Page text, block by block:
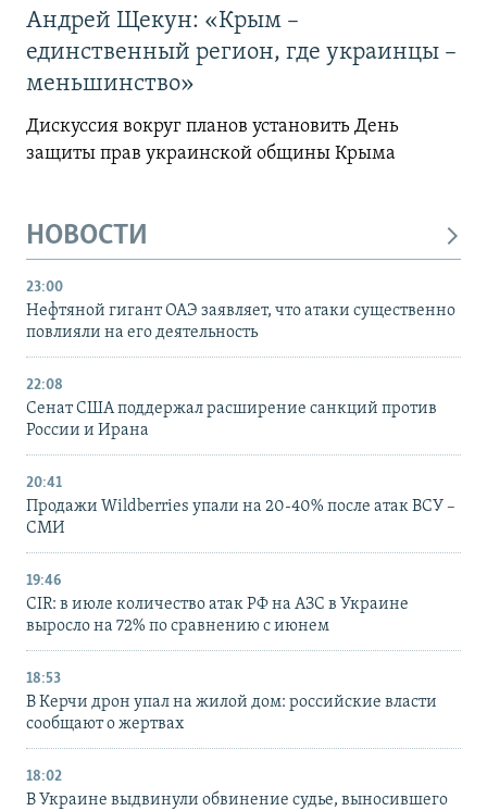
Андрей Щекун: «Крым –
единственный регион, где украинцы –
меньшинство»
Дискуссия вокруг планов установить День
защиты прав украинской общины Крыма
НОВОСТИ
23:00
Нефтяной гигант ОАЭ заявляет, что атаки существенно
повлияли на его деятельность
22:08
Сенат США поддержал расширение санкций против
России и Ирана
20:41
Продажи Wildberries упали на 20-40% после атак ВСУ –
СМИ
19:46
CIR: в июле количество атак РФ на АЗС в Украине
выросло на 72% по сравнению с июнем
18:53
В Керчи дрон упал на жилой дом: российские власти
сообщают о жертвах
18:02
В Украине выдвинули обвинение судье, выносившего